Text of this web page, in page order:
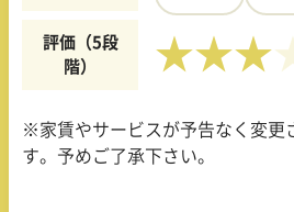
評価（5段
階）
★★★
※家賃やサービスが予告なく変更
す。予めご了承下さい。